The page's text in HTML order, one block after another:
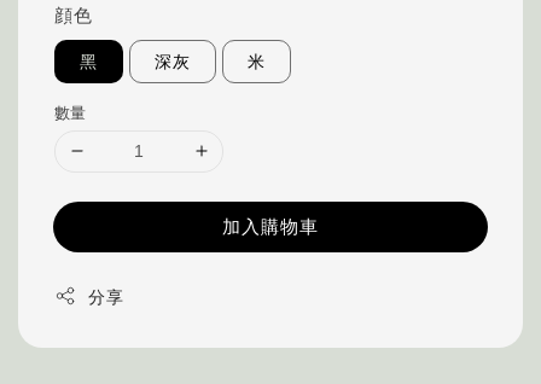
顔色
黑 深灰 米
數量
加入購物車
分享